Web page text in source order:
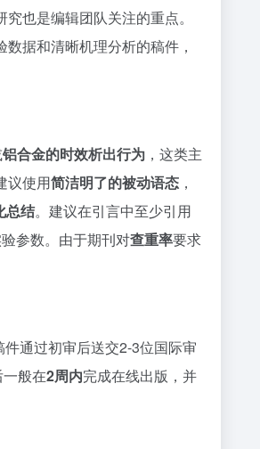
也是编辑团队关注的重点。
据和清晰机理分析的稿件，
铝合金的时效析出行为 ，这类主
议使用简洁明了的被动语态 ，
总结。建议在引言中至少引用
参数。由于期刊对查重率要求
件通过初审后送交2-3位国际审
般在2周内完成在线出版，并